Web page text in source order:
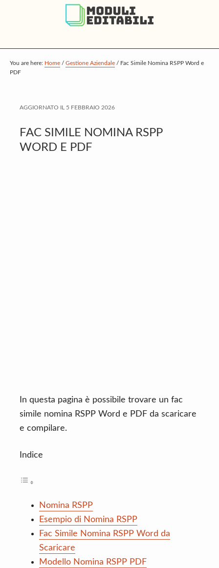
p
t
a
n
c
p
t
r
m
a
p
t
o
t
e
You are here: Home / Gestione Aziendale / Fac Simile Nomina RSPP Word e
PDF
AGGIORNATO IL 5 FEBBRAIO 2026
FAC SIMILE NOMINA RSPP
WORD E PDF
In questa pagina è possibile trovare un fac
simile nomina RSPP Word e PDF da scaricare
e compilare.
Indice
Nomina RSPP
Esempio di Nomina RSPP
Fac Simile Nomina RSPP Word da
Scaricare
Modello Nomina RSPP PDF